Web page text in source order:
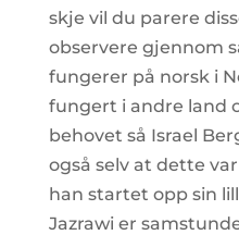
skje vil du parere
observere gjennom
fungerer på norsk i
fungert i andre land
behovet så Israel
også selv at dette
han startet opp sin
Jazrawi er